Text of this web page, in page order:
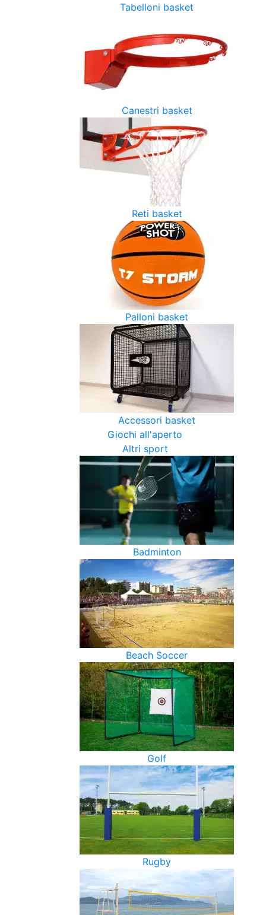
Tabelloni basket
Canestri basket
Reti basket
Palloni basket
Accessori basket
Giochi all'aperto
Altri sport
Badminton
Beach Soccer
Golf
Rugby